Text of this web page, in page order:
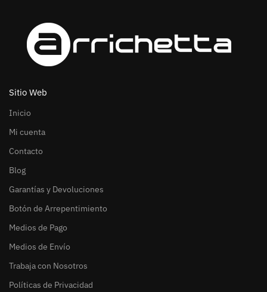
Sitio Web
Inicio
Mi cuenta
Contacto
Blog
Garantías y Devoluciones
Botón de Arrepentimiento
Medios de Pago
Medios de Envío
Trabaja con Nosotros
Políticas de Privacidad